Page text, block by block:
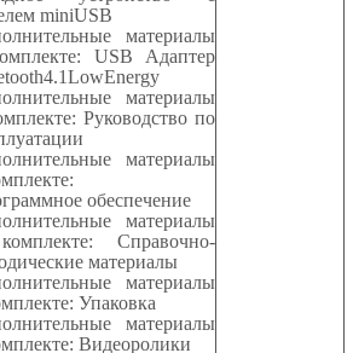
miniUSB
материалы
USB Адаптер
4.1LowEnergy
материалы
Руководство по
материалы
обеспечение
материалы
Справочно-
материалы
материалы
Упаковка
материалы
Видеоролики